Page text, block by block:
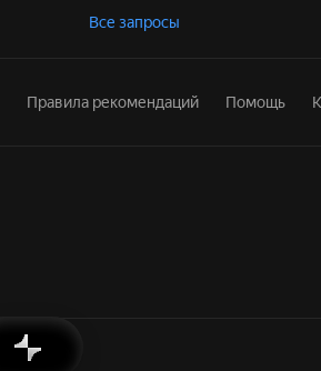
Все запросы
Правила рекомендаций Помощь